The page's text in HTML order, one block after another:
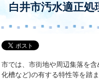
白井市汚水適正処
市では、市街地や周辺集落を
化槽など)の有する特性等を踏